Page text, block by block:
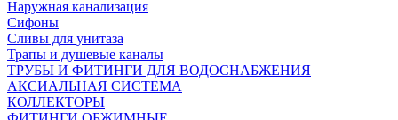
Наружная канализация
Сифоны
Сливы для унитаза
Трапы и душевые каналы
ТРУБЫ И ФИТИНГИ ДЛЯ ВОДОСНАБЖЕНИЯ
АКСИАЛЬНАЯ СИСТЕМА
КОЛЛЕКТОРЫ